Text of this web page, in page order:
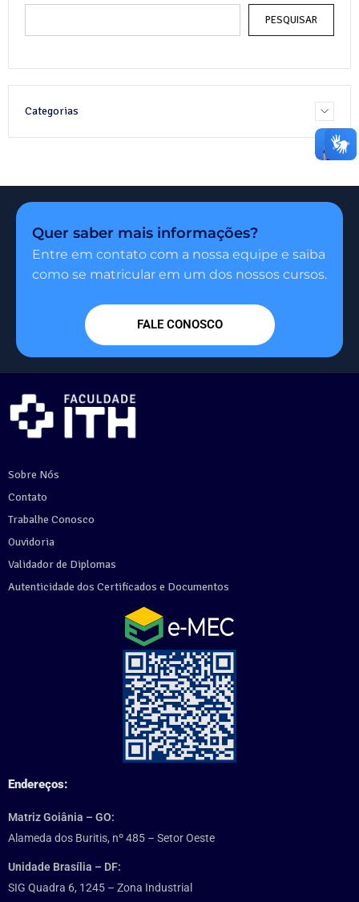
PESQUISAR
Categorias
Quer saber mais informações?
Entre em contato com a nossa equipe e saiba
como se matricular em um dos nossos cursos.
FALE CONOSCO
Sobre Nós
Contato
Trabalhe Conosco
Ouvidoria
Validador de Diplomas
Autenticidade dos Certificados e Documentos
Endereços:
Matriz Goiânia – GO:
Alameda dos Buritis, nº 485 – Setor Oeste
Unidade Brasília – DF:
SIG Quadra 6, 1245 – Zona Industrial